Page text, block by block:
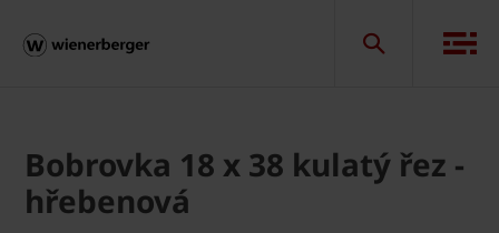
Bobrovka 18 x 38 kulatý řez -
hřebenová